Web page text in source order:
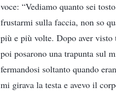
voce: “Vediamo quanto sei
frustarmi sulla faccia, non so
più e più volte. Dopo aver
poi posarono una trapunta sul
fermandosi soltanto quando
mi girava la testa e avevo il